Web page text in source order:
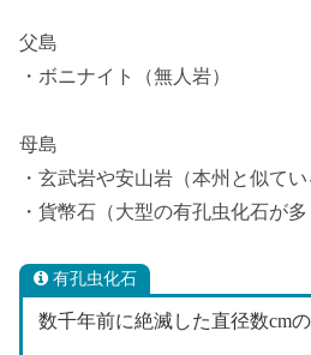
父島
・ボニナイト（無人岩）
母島
・玄武岩や安山岩（本州と似てい
・貨幣石（大型の有孔虫化石が多
有孔虫化石
数千年前に絶滅した直径数cm